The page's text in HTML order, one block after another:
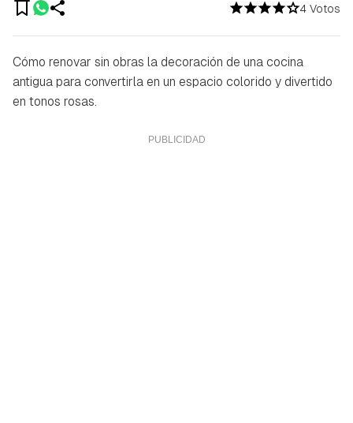
4 Votos
Cómo renovar sin obras la decoración de una cocina
antigua para convertirla en un espacio colorido y divertido
en tonos rosas.